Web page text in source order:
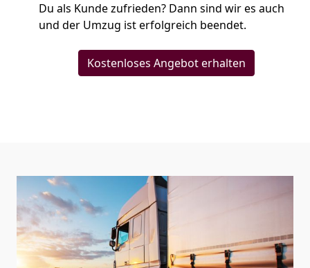
Du als Kunde zufrieden? Dann sind wir es auch
und der Umzug ist erfolgreich beendet.
Kostenloses Angebot erhalten